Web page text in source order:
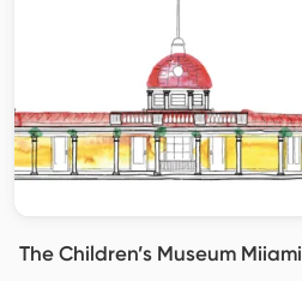
The Children’s Museum